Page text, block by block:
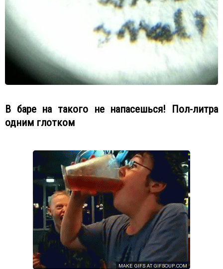
В баре на такого не напасешься! Пол-литра
одним глотком